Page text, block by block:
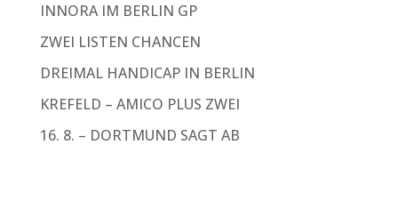
INNORA IM BERLIN GP
ZWEI LISTEN CHANCEN
DREIMAL HANDICAP IN BERLIN
KREFELD – AMICO PLUS ZWEI
16. 8. – DORTMUND SAGT AB